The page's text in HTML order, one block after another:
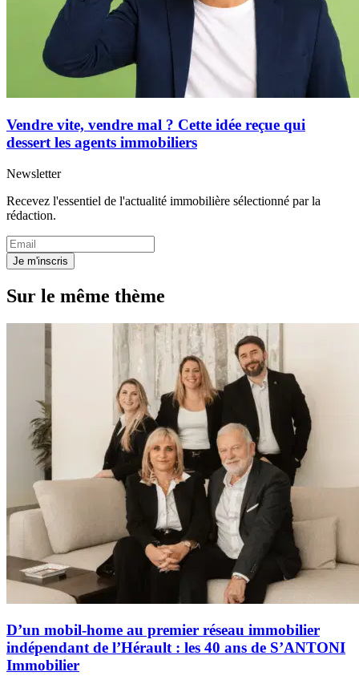
Vendre vite, vendre mal ? Cette idée reçue qui
dessert les agents immobiliers
Newsletter
Recevez l'essentiel de l'actualité immobilière sélectionné par la
rédaction.
Je m'inscris
Sur le même thème
D’un mobil-home au premier réseau immobilier
indépendant de l’Hérault : les 40 ans de S’ANTONI
Immobilier